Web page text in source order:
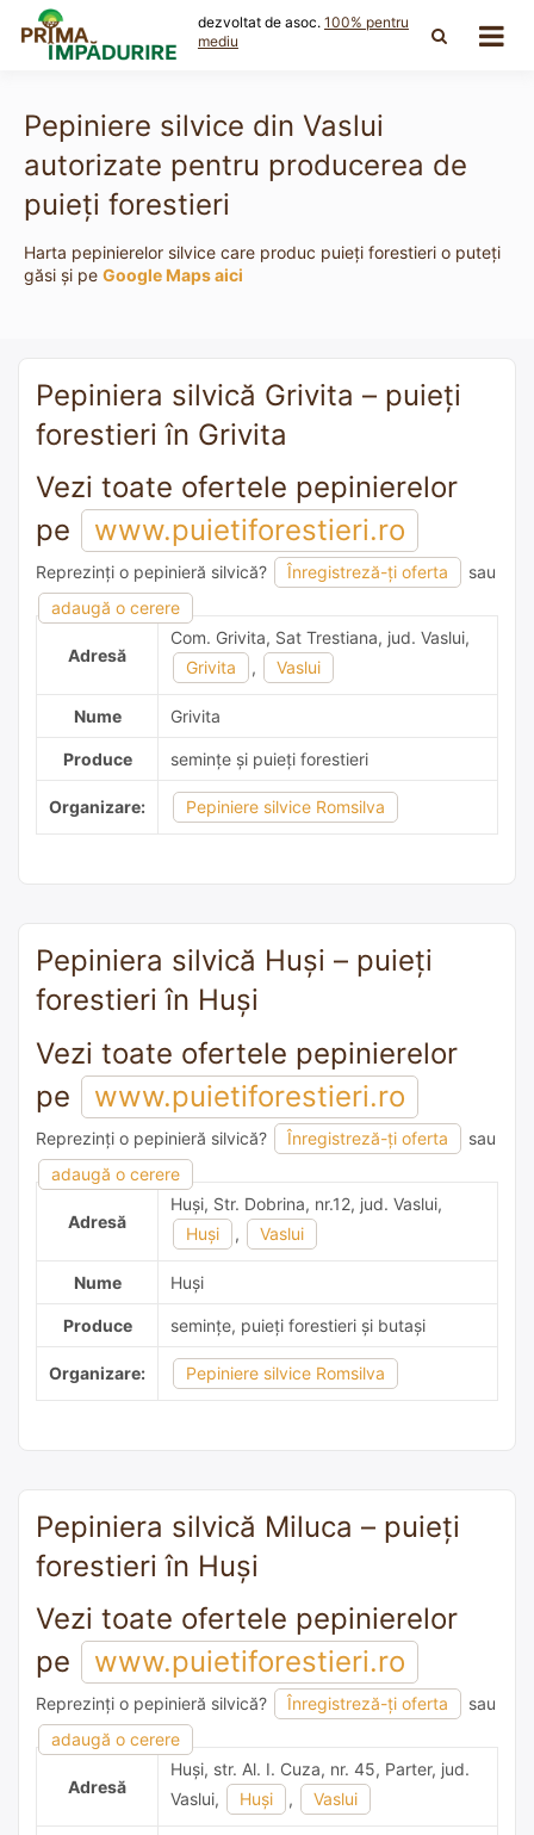
content
dezvoltat de asoc. 100% pentru
mediu
Pepiniere silvice din Vaslui
autorizate pentru producerea de
puieți forestieri
Harta pepinierelor silvice care produc puieți forestieri o puteți
găsi și pe Google Maps aici
Pepiniera silvică Grivita – puieți
forestieri în Grivita
Vezi toate ofertele pepinierelor
pe
www.puietiforestieri.ro
Reprezinți o pepinieră silvică? Înregistreză-ți oferta
sau
adaugă o cerere
adaugă o recomandare
Adresă
Com. Grivita, Sat Trestiana, jud. Vaslui,
Grivita
, Vaslui
Nume Grivita
Produce semințe și puieți forestieri
Organizare: Pepiniere silvice Romsilva
Pepiniera silvică Huşi – puieți
forestieri în Huşi
Vezi toate ofertele pepinierelor
pe
www.puietiforestieri.ro
Reprezinți o pepinieră silvică? Înregistreză-ți oferta
sau
adaugă o cerere
adaugă o recomandare
Adresă
Huşi, Str. Dobrina, nr.12, jud. Vaslui,
Huşi
, Vaslui
Nume Huşi
Produce semințe, puieți forestieri și butași
Organizare: Pepiniere silvice Romsilva
Pepiniera silvică Miluca – puieți
forestieri în Huşi
Vezi toate ofertele pepinierelor
pe
www.puietiforestieri.ro
Reprezinți o pepinieră silvică? Înregistreză-ți oferta
sau
adaugă o cerere
adaugă o recomandare
Adresă
Huşi, str. Al. I. Cuza, nr. 45, Parter, jud.
Vaslui,
Huşi , Vaslui